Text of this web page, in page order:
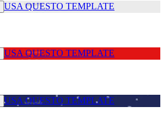
USA QUESTO TEMPLATE
USA QUESTO TEMPLATE
USA QUESTO TEMPLATE